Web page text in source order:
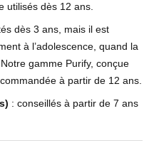
utilisés dès 12 ans.
dès 3 ans, mais il est
à l’adolescence, quand la
gamme Purify, conçue
à partir de 12 ans.
: conseillés à partir de 7 ans